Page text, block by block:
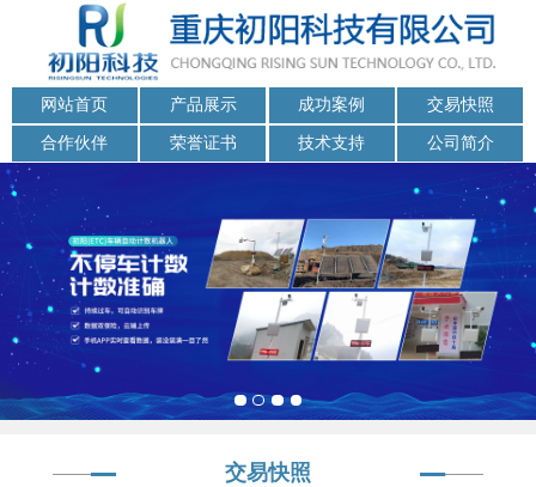
网站首页 产品展示 成功案例 交易快照
合作伙伴 荣誉证书 技术支持 公司简介
交易快照